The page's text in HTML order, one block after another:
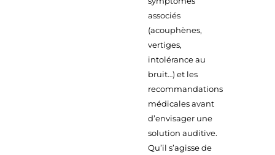
associés
(acouphènes,
vertiges,
intolérance au
bruit…) et les
recommandations
médicales avant
d’envisager une
solution auditive.
Qu’il s’agisse de